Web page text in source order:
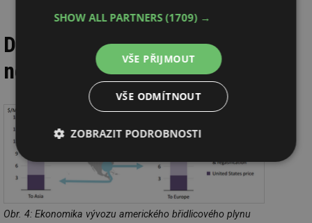
Dovoz plynu z USA moc
nepomůže
Obr. 4: Ekonomika vývozu amerického břidlicového plynu
SHOW ALL PARTNERS(1709) →
VŠE PŘIJMOUT
VŠE ODMÍTNOUT
ZOBRAZIT PODROBNOSTI
Nezbytně
nutné
soubory
Výkonové
soubory
Soubory
cílení